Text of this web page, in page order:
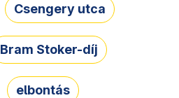
Csengery utca
Bram Stoker-díj
elbontás